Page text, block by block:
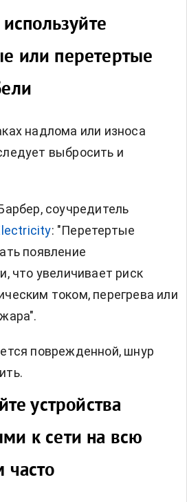
или перетертые
надлома или износа
выбросить и
соучредитель
: "Перетертые
появление
что увеличивает риск
током, перегрева или
поврежденной, шнур
устройства
к сети на всю
часто